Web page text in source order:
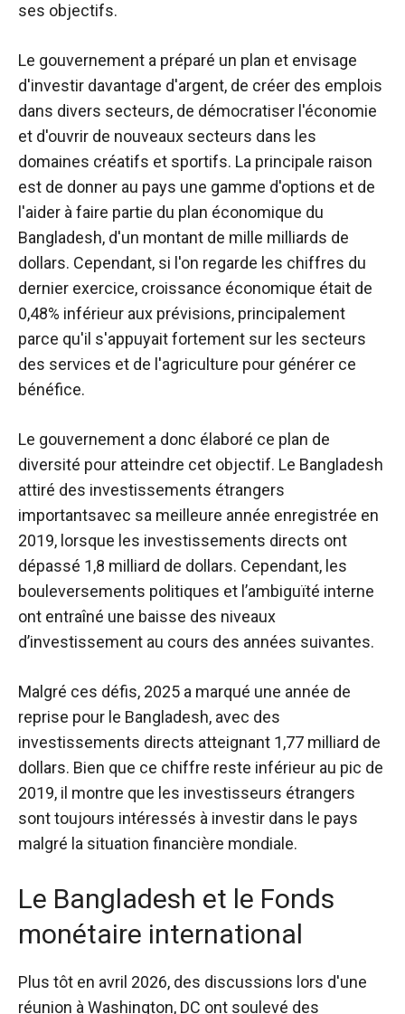
ses objectifs.
Le gouvernement a préparé un plan et envisage
d'investir davantage d'argent, de créer des emplois
dans divers secteurs, de démocratiser l'économie
et d'ouvrir de nouveaux secteurs dans les
domaines créatifs et sportifs. La principale raison
est de donner au pays une gamme d'options et de
l'aider à faire partie du plan économique du
Bangladesh, d'un montant de mille milliards de
dollars. Cependant, si l'on regarde les chiffres du
dernier exercice, croissance économique était de
0,48% inférieur aux prévisions, principalement
parce qu'il s'appuyait fortement sur les secteurs
des services et de l'agriculture pour générer ce
bénéfice.
Le gouvernement a donc élaboré ce plan de
diversité pour atteindre cet objectif. Le Bangladesh
attiré des investissements étrangers
importantsavec sa meilleure année enregistrée en
2019, lorsque les investissements directs ont
dépassé 1,8 milliard de dollars. Cependant, les
bouleversements politiques et l’ambiguïté interne
ont entraîné une baisse des niveaux
d’investissement au cours des années suivantes.
Malgré ces défis, 2025 a marqué une année de
reprise pour le Bangladesh, avec des
investissements directs atteignant 1,77 milliard de
dollars. Bien que ce chiffre reste inférieur au pic de
2019, il montre que les investisseurs étrangers
sont toujours intéressés à investir dans le pays
malgré la situation financière mondiale.
Le Bangladesh et le Fonds
monétaire international
Plus tôt en avril 2026, des discussions lors d'une
réunion à Washington, DC ont soulevé des